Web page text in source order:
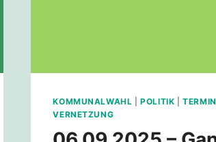
KOMMUNALWAHL |POLITIK |TERMIN
VERNETZUNG